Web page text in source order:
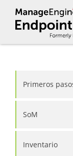
Primeros
SoM
Inventario